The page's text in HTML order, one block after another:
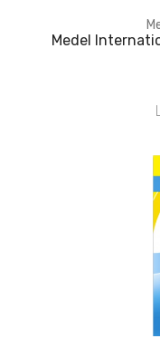
Medel